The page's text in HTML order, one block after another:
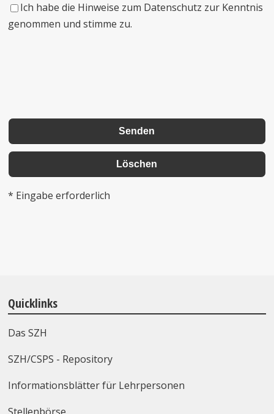
Ich habe die Hinweise zum Datenschutz zur Kenntnis
genommen und stimme zu.
* Eingabe erforderlich
Quicklinks
Das SZH
SZH/CSPS - Repository
Informationsblätter für Lehrpersonen